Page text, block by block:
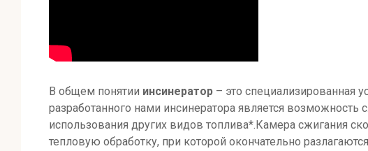
В общем понятии инсинератор – это специализированная
разработанного нами инсинератора является
использования других видов топлива*.Камера сжигания
тепловую обработку, при которой окончательно